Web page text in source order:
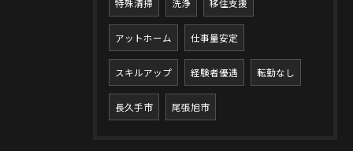
特殊清掃 洗浄 移住支援
アットホーム 仕事量安定
スキルアップ 経験者優遇 転勤なし
長久手市 尾張旭市